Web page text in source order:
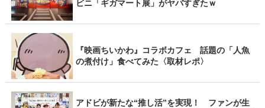
ビニ「ギガマート展」がヤバすぎたｗ
『映画ちいかわ』コラボカフェ 話題の「人魚
の煮付け」食べてみた〈取材レポ〉
アドビが新たな“推し活”を実現！ ファンが生